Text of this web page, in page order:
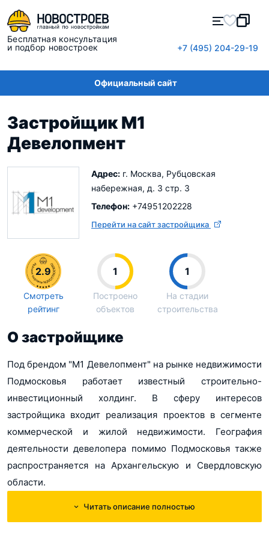
Бесплатная консультация
и подбор новостроек
+7 (495) 204-29-19
Официальный сайт
Застройщик M1
Девелопмент
Адрес: г. Москва, Рубцовская
набережная, д. 3 стр. 3
Телефон: +74951202228
Перейти на сайт застройщика
2.9
Смотреть
рейтинг
1
Построено
объектов
1
На стадии
строительства
О застройщике
Под брендом "М1 Девелопмент" на рынке недвижимости
Подмосковья работает известный строительно-
инвестиционный холдинг. В сферу интересов
застройщика входит реализация проектов в сегменте
коммерческой и жилой недвижимости. География
деятельности девелопера помимо Подмосковья также
распространяется на Архангельскую и Свердловскую
области.
Главные направления работы застройщика включают:
Читать описание полностью